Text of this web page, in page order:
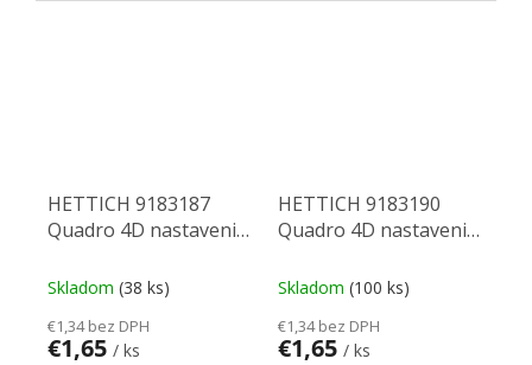
HETTICH 9183187
Quadro 4D nastavenie
Skladom (38 ks)
€1,34 bez DPH
€1,65 / ks
HETTICH 9183190
Quadro 4D nastavenie
Skladom (100 ks)
€1,34 bez DPH
€1,65 / ks